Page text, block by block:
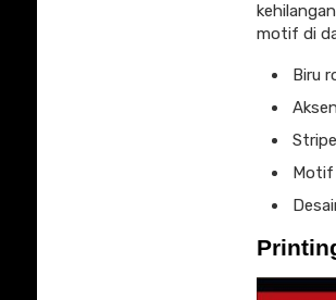
motif di
Biru
Motif